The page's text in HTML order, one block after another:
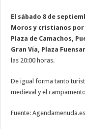
El sábado 8 de
Moros y cristianos por
Plaza de Camachos,
Gran Vía, Plaza
las 20:00 horas.
De igual forma tanto
medieval y el
Fuente: Agendamenuda.es